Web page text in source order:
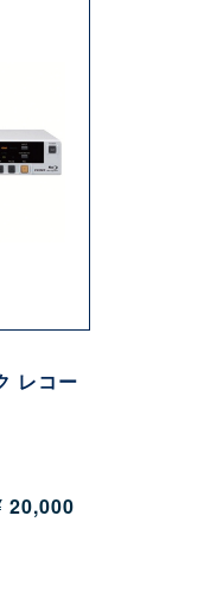
レコー
20,000